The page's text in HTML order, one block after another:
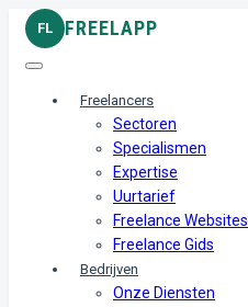
FL FREELAPP
Freelancers
Sectoren
Specialismen
Expertise
Uurtarief
Freelance Websites
Freelance Gids
Bedrijven
Onze Diensten